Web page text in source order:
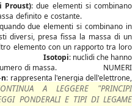
Proust): due elementi si combinano
in massa definito e costante.
quando due elementi si combinano in
diversi, presa fissa la massa di un
elemento con un rapporto tra loro
Isotopi: nuclidi che hanno
numero di massa. NUMERI
n: rappresenta l'energia dell'elettrone,
A LEGGERE "PRINCIPI
PONDERALI E TIPI DI LEGAME